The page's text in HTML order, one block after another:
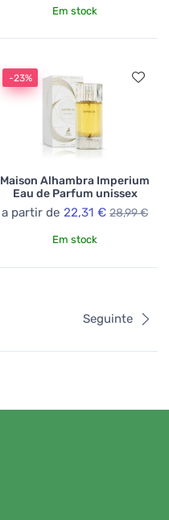
Em stock
-23%
Maison Alhambra Imperium
Eau de Parfum unissex
a partir de 22,31 € 28,99 €
Em stock
Seguinte